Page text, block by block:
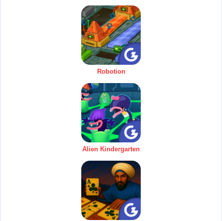
Robotion
Alien Kindergarten